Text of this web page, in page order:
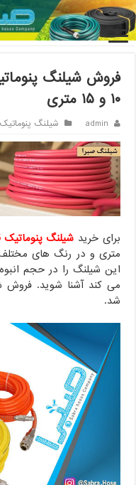
خانه / شیلنگ پنوماتیک /
۱۰ و ۱۵ متری
۱۰ و ۱۵ متری
admin شیلنگ پنوماتیک
برای خرید شیلنگ پنوماتیک
متری و در رنگ های
این شیلنگ را در حجم
شد.